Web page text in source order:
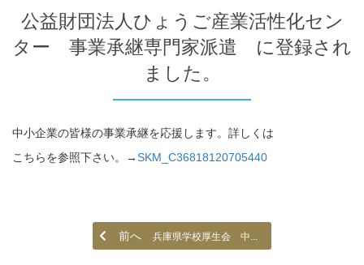
公益財団法人ひょうご産業活性化セン
ター 事業承継専門家派遣 に登録され
ました。
中小企業の皆様の事業承継を応援します。詳しくは
こちらを参照下さい。→SKM_C36818120705440
前へ 兵庫県学校厚生会 中...